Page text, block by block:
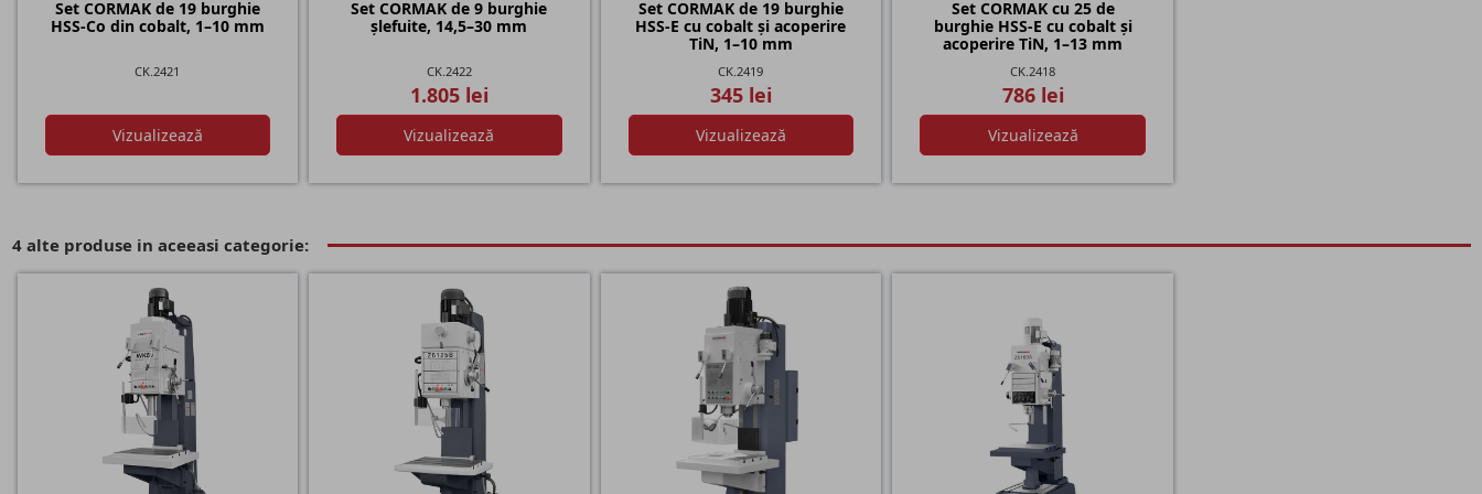
Set CORMAK de 19 burghie
HSS-Co din cobalt, 1–10 mm
CK.2421
Vizualizează
Set CORMAK de 9 burghie
șlefuite, 14,5–30 mm
CK.2422
1.805 lei
Vizualizează
Set CORMAK de 19 burghie
HSS-E cu cobalt și acoperire
TiN, 1–10 mm
CK.2419
345 lei
Vizualizează
Set CORMAK cu 25 de
burghie HSS-E cu cobalt și
acoperire TiN, 1–13 mm
CK.2418
786 lei
Vizualizează
4 alte produse in aceeasi categorie: